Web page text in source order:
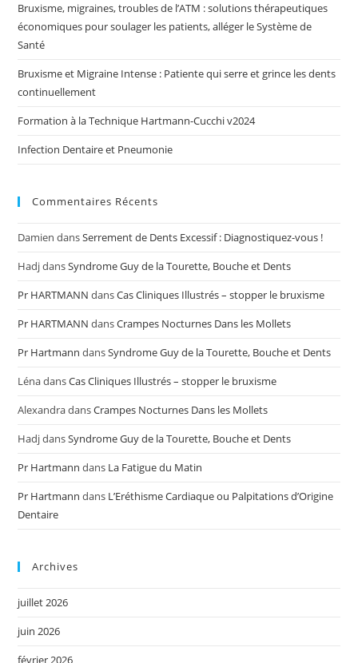
Bruxisme, migraines, troubles de l’ATM : solutions thérapeutiques
économiques pour soulager les patients, alléger le Système de
Santé
Bruxisme et Migraine Intense : Patiente qui serre et grince les dents
continuellement
Formation à la Technique Hartmann-Cucchi v2024
Infection Dentaire et Pneumonie
Commentaires Récents
Damien dansSerrement de Dents Excessif : Diagnostiquez-vous !
HadjdansSyndrome Guy de la Tourette, Bouche et Dents
Pr HARTMANN dansCas Cliniques Illustrés – stopper le bruxisme
Pr HARTMANN dansCrampes Nocturnes Dans les Mollets
Pr Hartmann dansSyndrome Guy de la Tourette, Bouche et Dents
LénadansCas Cliniques Illustrés – stopper le bruxisme
AlexandradansCrampes Nocturnes Dans les Mollets
HadjdansSyndrome Guy de la Tourette, Bouche et Dents
Pr Hartmann dans La Fatigue du Matin
Pr Hartmann dans L’Eréthisme Cardiaque ou Palpitations d’Origine
Dentaire
Archives
juillet 2026
juin 2026
février 2026